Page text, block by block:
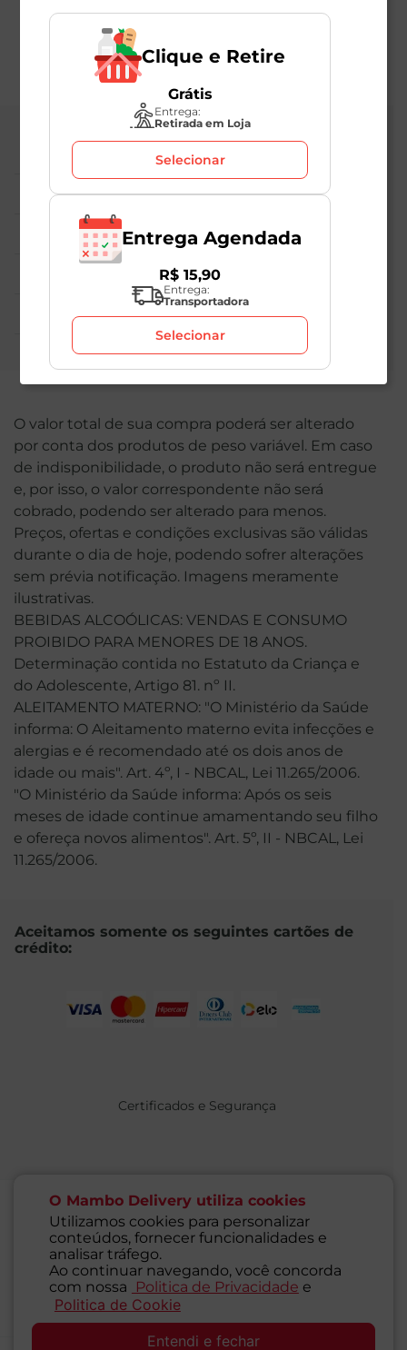
O Mambo Delivery utiliza cookies
Utilizamos cookies para personalizar
conteúdos, fornecer funcionalidades e
analisar tráfego.
Ao continuar navegando, você concorda
com nossa
Politica de Privacidade e
Politica de Cookie
Entendi e fechar
Central de Atendimento
Institucional
Políticas Mambo
Atedimento ao Consumidor
Nossas Redes
O valor total de sua compra poderá ser alterado
por conta dos produtos de peso variável. Em caso
de indisponibilidade, o produto não será entregue
e, por isso, o valor correspondente não será
cobrado, podendo ser alterado para menos.
Preços, ofertas e condições exclusivas são válidas
durante o dia de hoje, podendo sofrer alterações
sem prévia notificação. Imagens meramente
ilustrativas.
BEBIDAS ALCOÓLICAS: VENDAS E CONSUMO
PROIBIDO PARA MENORES DE 18 ANOS.
Determinação contida no Estatuto da Criança e
do Adolescente, Artigo 81. nº II.
ALEITAMENTO MATERNO: "O Ministério da Saúde
informa: O Aleitamento materno evita infecções e
alergias e é recomendado até os dois anos de
idade ou mais". Art. 4º, I - NBCAL, Lei 11.265/2006.
"O Ministério da Saúde informa: Após os seis
meses de idade continue amamentando seu filho
e ofereça novos alimentos". Art. 5º, II - NBCAL, Lei
11.265/2006.
Aceitamos somente os seguintes cartões de
crédito:
Certificados e Segurança
@ 2021 MAMBO - TODOS OS DIREITOS RESERVADOS
Supermercados Mambo Ltda.
CNPJ: 71.676.316/0001-46 - Inscrição Estadual: 116.827.781.117
Endereço: Rua Guaipá, 255 - Vila Leopoldina - São Paulo - SP -
Clique e Retire
Grátis
Entrega:
Retirada em Loja
Selecionar
Entrega Agendada
R$ 15,90
Entrega:
Transportadora
Selecionar